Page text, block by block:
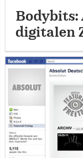
Bodybits:
digitalen